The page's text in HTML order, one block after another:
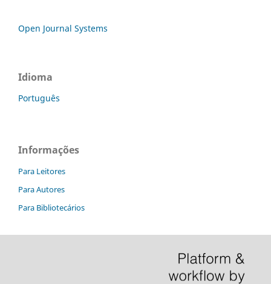
Open Journal Systems
Idioma
Português
Informações
Para Leitores
Para Autores
Para Bibliotecários